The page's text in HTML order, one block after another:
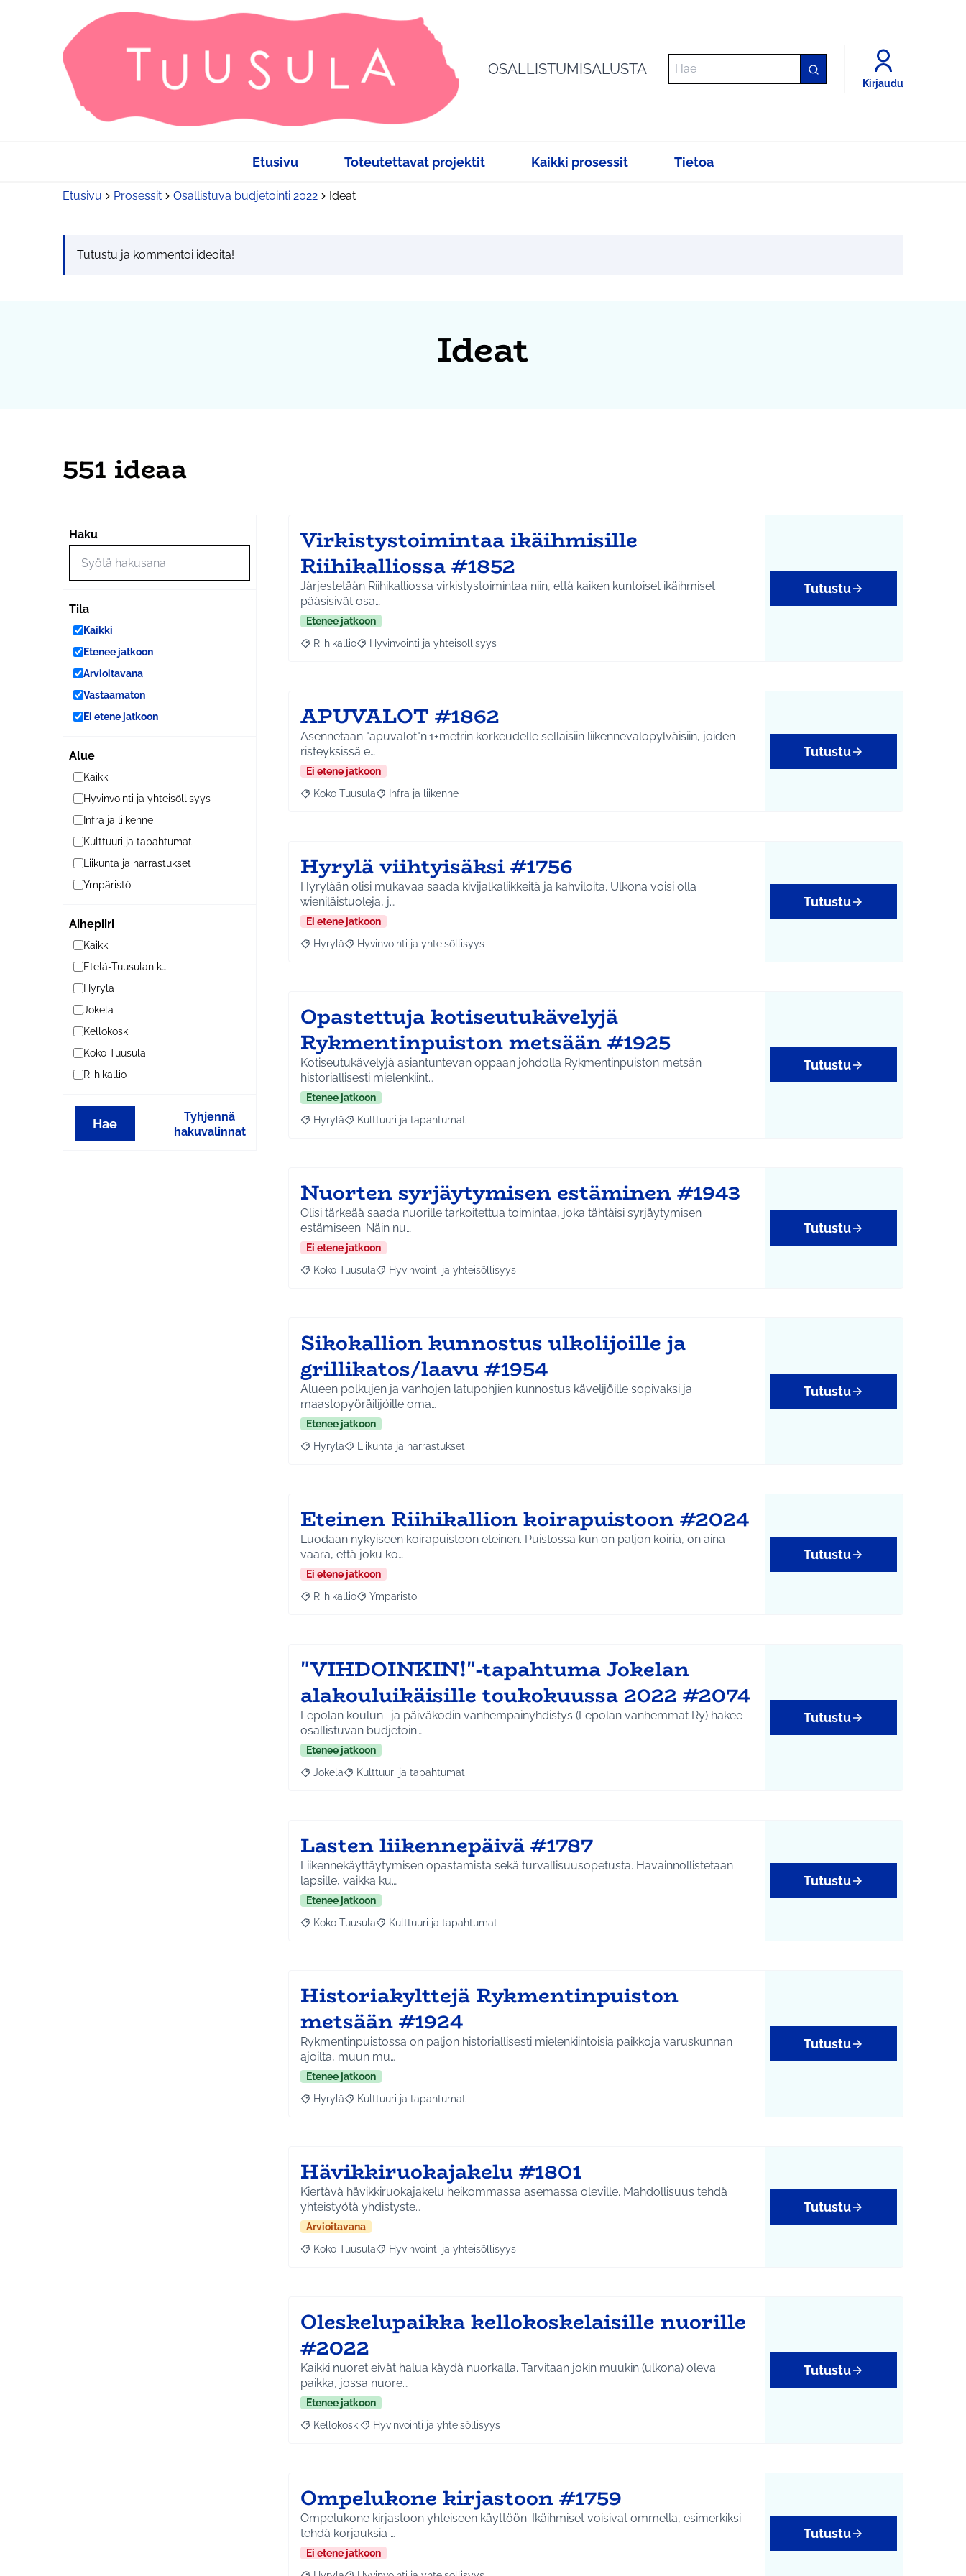
OSALLISTUMISALUSTA
Kirjaudu
Etusivu Toteutettavat projektit Kaikki prosessit Tietoa
Etusivu Prosessit Osallistuva budjetointi 2022 Ideat
Tutustu ja kommentoi ideoita!
Ideat
551 ideaa
Haku
Tila
Kaikki
Etenee jatkoon
Arvioitavana
Vastaamaton
Ei etene jatkoon
Alue
Kaikki
Hyvinvointi ja yhteisöllisyys
Infra ja liikenne
Kulttuuri ja tapahtumat
Liikunta ja harrastukset
Ympäristö
Aihepiiri
Kaikki
Etelä-Tuusulan kylät
Hyrylä
Jokela
Kellokoski
Koko Tuusula
Riihikallio
Hae
Tyhjennä
hakuvalinnat
Virkistystoimintaa ikäihmisille
Riihikalliossa #1852
Järjestetään Riihikalliossa virkistystoimintaa niin, että kaiken kuntoiset ikäihmiset
pääsisivät osa…
Etenee jatkoon
Rajaa tulokset aihepiirin mukaan: Riihikallio
Riihikallio Rajaa tulokset teeman mukaan: Hyvinvointi ja yhteisöllisyys
Hyvinvointi ja yhteisöllisyys
Tutustu
APUVALOT #1862
Asennetaan "apuvalot"n.1+metrin korkeudelle sellaisiin liikennevalopylväisiin, joiden
risteyksissä e…
Ei etene jatkoon
Rajaa tulokset aihepiirin mukaan: Koko Tuusula
Koko Tuusula Rajaa tulokset teeman mukaan: Infra ja liikenne
Infra ja liikenne
Tutustu
Hyrylä viihtyisäksi #1756
Hyrylään olisi mukavaa saada kivijalkaliikkeitä ja kahviloita. Ulkona voisi olla
wieniläistuoleja, j…
Ei etene jatkoon
Rajaa tulokset aihepiirin mukaan: Hyrylä
Hyrylä Rajaa tulokset teeman mukaan: Hyvinvointi ja yhteisöllisyys
Hyvinvointi ja yhteisöllisyys
Tutustu
Opastettuja kotiseutukävelyjä
Rykmentinpuiston metsään #1925
Kotiseutukävelyjä asiantuntevan oppaan johdolla Rykmentinpuiston metsän
historiallisesti mielenkiint…
Etenee jatkoon
Rajaa tulokset aihepiirin mukaan: Hyrylä
Hyrylä Rajaa tulokset teeman mukaan: Kulttuuri ja tapahtumat
Kulttuuri ja tapahtumat
Tutustu
Nuorten syrjäytymisen estäminen #1943
Olisi tärkeää saada nuorille tarkoitettua toimintaa, joka tähtäisi syrjäytymisen
estämiseen. Näin nu…
Ei etene jatkoon
Rajaa tulokset aihepiirin mukaan: Koko Tuusula
Koko Tuusula Rajaa tulokset teeman mukaan: Hyvinvointi ja yhteisöllisyys
Hyvinvointi ja yhteisöllisyys
Tutustu
Sikokallion kunnostus ulkolijoille ja
grillikatos/laavu #1954
Alueen polkujen ja vanhojen latupohjien kunnostus kävelijöille sopivaksi ja
maastopyöräilijöille oma…
Etenee jatkoon
Rajaa tulokset aihepiirin mukaan: Hyrylä
Hyrylä Rajaa tulokset teeman mukaan: Liikunta ja harrastukset
Liikunta ja harrastukset
Tutustu
Eteinen Riihikallion koirapuistoon #2024
Luodaan nykyiseen koirapuistoon eteinen. Puistossa kun on paljon koiria, on aina
vaara, että joku ko…
Ei etene jatkoon
Rajaa tulokset aihepiirin mukaan: Riihikallio
Riihikallio Rajaa tulokset teeman mukaan: Ympäristö
Ympäristö
Tutustu
"VIHDOINKIN!"-tapahtuma Jokelan
alakouluikäisille toukokuussa 2022 #2074
Lepolan koulun- ja päiväkodin vanhempainyhdistys (Lepolan vanhemmat Ry) hakee
osallistuvan budjetoin…
Etenee jatkoon
Rajaa tulokset aihepiirin mukaan: Jokela
Jokela Rajaa tulokset teeman mukaan: Kulttuuri ja tapahtumat
Kulttuuri ja tapahtumat
Tutustu
Lasten liikennepäivä #1787
Liikennekäyttäytymisen opastamista sekä turvallisuusopetusta. Havainnollistetaan
lapsille, vaikka ku…
Etenee jatkoon
Rajaa tulokset aihepiirin mukaan: Koko Tuusula
Koko Tuusula Rajaa tulokset teeman mukaan: Kulttuuri ja tapahtumat
Kulttuuri ja tapahtumat
Tutustu
Historiakylttejä Rykmentinpuiston
metsään #1924
Rykmentinpuistossa on paljon historiallisesti mielenkiintoisia paikkoja varuskunnan
ajoilta, muun mu…
Etenee jatkoon
Rajaa tulokset aihepiirin mukaan: Hyrylä
Hyrylä Rajaa tulokset teeman mukaan: Kulttuuri ja tapahtumat
Kulttuuri ja tapahtumat
Tutustu
Hävikkiruokajakelu #1801
Kiertävä hävikkiruokajakelu heikommassa asemassa oleville. Mahdollisuus tehdä
yhteistyötä yhdistyste…
Arvioitavana
Rajaa tulokset aihepiirin mukaan: Koko Tuusula
Koko Tuusula Rajaa tulokset teeman mukaan: Hyvinvointi ja yhteisöllisyys
Hyvinvointi ja yhteisöllisyys
Tutustu
Oleskelupaikka kellokoskelaisille nuorille
#2022
Kaikki nuoret eivät halua käydä nuorkalla. Tarvitaan jokin muukin (ulkona) oleva
paikka, jossa nuore…
Etenee jatkoon
Rajaa tulokset aihepiirin mukaan: Kellokoski
Kellokoski Rajaa tulokset teeman mukaan: Hyvinvointi ja yhteisöllisyys
Hyvinvointi ja yhteisöllisyys
Tutustu
Ompelukone kirjastoon #1759
Ompelukone kirjastoon yhteiseen käyttöön. Ikäihmiset voisivat ommella, esimerkiksi
tehdä korjauksia …
Ei etene jatkoon
Tutustu